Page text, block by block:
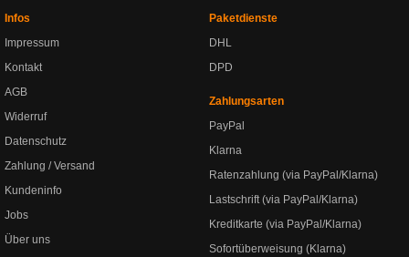
Infos
Impressum
Kontakt
AGB
Widerruf
Datenschutz
Zahlung / Versand
Kundeninfo
Jobs
Über uns
Paketdienste
DHL
DPD
Zahlungsarten
PayPal
Klarna
Ratenzahlung (via PayPal/Klarna)
Lastschrift (via PayPal/Klarna)
Kreditkarte (via PayPal/Klarna)
Sofortüberweisung (Klarna)